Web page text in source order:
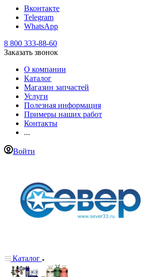
Вконтакте
Telegram
WhatsApp
8 800 333-88-60
Заказать звонок
О компании
Каталог
Магазин запчастей
Услуги
Полезная информация
Примеры наших работ
Контакты
...
Войти
Каталог